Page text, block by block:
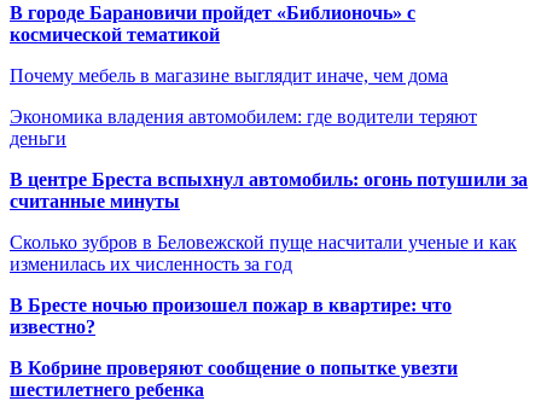
В городе Барановичи пройдет «Библионочь» с
космической тематикой
Почему мебель в магазине выглядит иначе, чем дома
Экономика владения автомобилем: где водители теряют
деньги
В центре Бреста вспыхнул автомобиль: огонь потушили за
считанные минуты
Сколько зубров в Беловежской пуще насчитали ученые и как
изменилась их численность за год
В Бресте ночью произошел пожар в квартире: что
известно?
В Кобрине проверяют сообщение о попытке увезти
шестилетнего ребенка